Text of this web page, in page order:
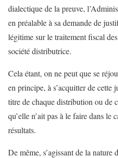
dialectique de la preuve,
en préalable à sa demande de
légitime sur le traitement fiscal
société distributrice.
Cela étant, on ne peut que se
en principe, à s’acquitter de cette
titre de chaque distribution ou de
qu’elle n’ait pas à le faire dans le
résultats.
De même, s’agissant de la nature